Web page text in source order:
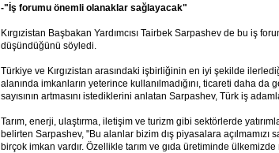
-"İş forumu önemli olanaklar sağlayacak"
Kırgızistan Başbakan Yardımcısı Tairbek Sarpashev de bu iş
düşündüğünü söyledi.
Türkiye ve Kırgızistan arasındaki işbirliğinin en iyi şekilde
alanında imkanların yeterince kullanılmadığını, ticareti daha da
sayısının artmasını istediklerini anlatan Sarpashev, Türk iş
Tarım, enerji, ulaştırma, iletişim ve turizm gibi sektörlerde
belirten Sarpashev, "Bu alanlar bizim dış piyasalara açılmamızı
birçok imkan vardır. Özellikle tarım ve gıda üretiminde